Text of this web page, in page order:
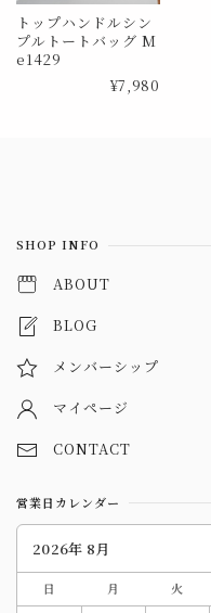
トップハンドルシン
プルトートバッグ M
e1429
¥7,980
SHOP INFO
ABOUT
BLOG
メンバーシップ
マイページ
CONTACT
営業日カレンダー
2026年 8月
日 月 火